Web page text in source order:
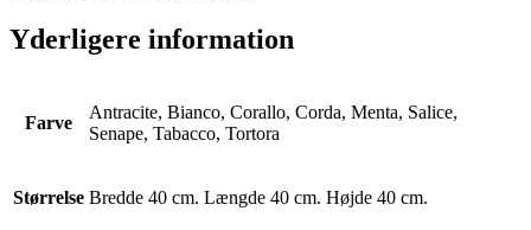
Yderligere information
Farve
Antracite, Bianco, Corallo, Corda, Menta, Salice,
Senape, Tabacco, Tortora
Størrelse Bredde 40 cm. Længde 40 cm. Højde 40 cm.